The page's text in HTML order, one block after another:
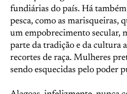
fundiárias do país. Há
pesca, como as marisqueiras,
um empobrecimento secular,
parte da tradição e da cultura
recortes de raça. Mulheres
sendo esquecidas pelo poder